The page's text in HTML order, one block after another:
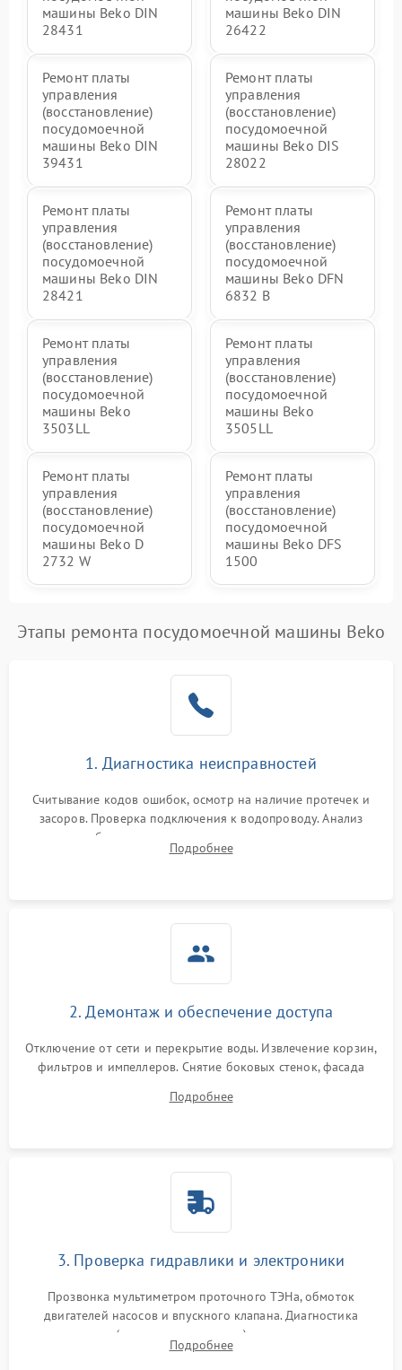
машины Beko DIN
28431
машины Beko DIN
26422
Ремонт платы
управления
(восстановление)
посудомоечной
машины Beko DIN
39431
Ремонт платы
управления
(восстановление)
посудомоечной
машины Beko DIS
28022
Ремонт платы
управления
(восстановление)
посудомоечной
машины Beko DIN
28421
Ремонт платы
управления
(восстановление)
посудомоечной
машины Beko DFN
6832 B
Ремонт платы
управления
(восстановление)
посудомоечной
машины Beko
3503LL
Ремонт платы
управления
(восстановление)
посудомоечной
машины Beko
3505LL
Ремонт платы
управления
(восстановление)
посудомоечной
машины Beko D
2732 W
Ремонт платы
управления
(восстановление)
посудомоечной
машины Beko DFS
1500
Этапы ремонта посудомоечной машины Beko
1. Диагностика неисправностей
Считывание кодов ошибок, осмотр на наличие протечек и
засоров. Проверка подключения к водопроводу. Анализ
жалоб на отсутствие слива, нагрева, вращения
разбрызгивателей или срабатывание системы защиты
Подробнее
2. Демонтаж и обеспечение доступа
Отключение от сети и перекрытие воды. Извлечение корзин,
фильтров и импеллеров. Снятие боковых стенок, фасада
циркуляционному насосу, ТЭНу и сливной помпе.
Подробнее
3. Проверка гидравлики и электроники
Прозвонка мультиметром проточного ТЭНа, обмоток
двигателей насосов и впускного клапана. Диагностика
прессостата (датчика уровня воды), датчика мутности,
концевика дверцы и электронного модуля управления.
Подробнее